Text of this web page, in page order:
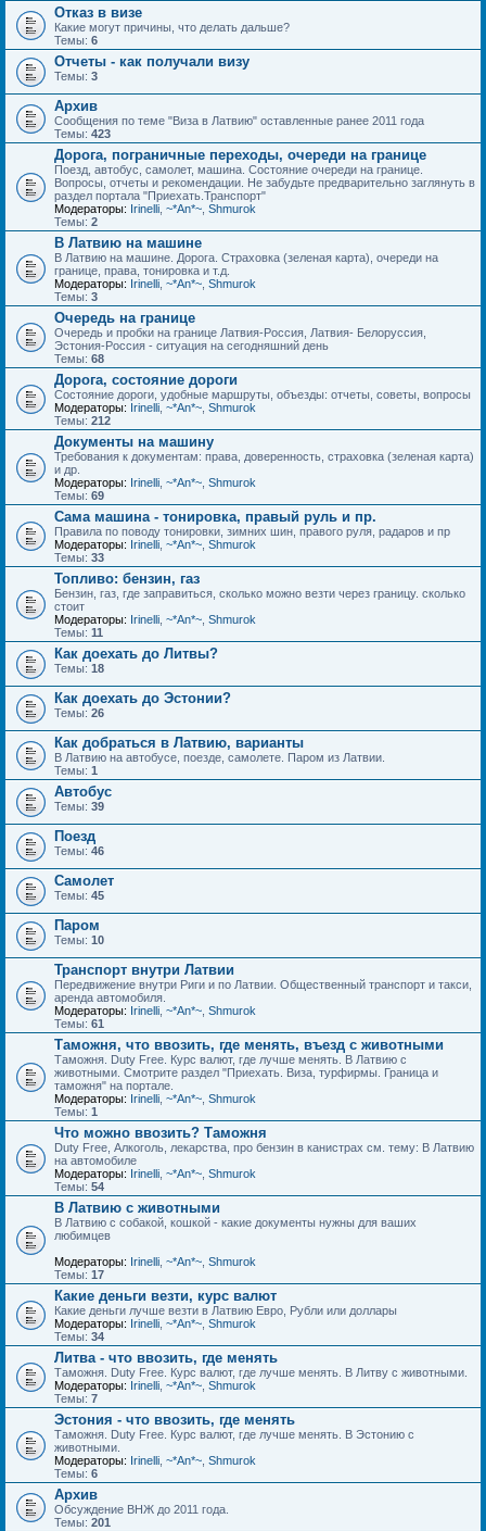
Отказ в визе
Какие могут причины, что делать дальше?
Темы: 6
Отчеты - как получали визу
Темы: 3
Архив
Сообщения по теме "Виза в Латвию" оставленные ранее 2011 года
Темы: 423
Дорога, пограничные переходы, очереди на границе
Поезд, автобус, самолет, машина. Состояние очереди на границе.
Вопросы, отчеты и рекомендации. Не забудьте предварительно заглянуть в
раздел портала "Приехать.Транспорт"
Модераторы: Irinelli ~*An*~ Shmurok
Темы: 2
В Латвию на машине
В Латвию на машине. Дорога. Страховка (зеленая карта), очереди на
границе, права, тонировка и т.д.
Модераторы: Irinelli ~*An*~ Shmurok
Темы: 3
Очередь на границе
Очередь и пробки на границе Латвия-Россия, Латвия- Белоруссия,
Эстония-Россия - ситуация на сегодняшний день
Темы: 68
Дорога, состояние дороги
Состояние дороги, удобные маршруты, объезды: отчеты, советы, вопросы
Модераторы: Irinelli ~*An*~ Shmurok
Темы: 212
Документы на машину
Требования к документам: права, доверенность, страховка (зеленая карта)
и др.
Модераторы: Irinelli ~*An*~ Shmurok
Темы: 69
Сама машина - тонировка, правый руль и пр.
Правила по поводу тонировки, зимних шин, правого руля, радаров и пр
Модераторы: Irinelli ~*An*~ Shmurok
Темы: 33
Топливо: бензин, газ
Бензин, газ, где заправиться, сколько можно везти через границу. сколько
стоит
Модераторы: Irinelli ~*An*~ Shmurok
Темы: 11
Как доехать до Литвы?
Темы: 18
Как доехать до Эстонии?
Темы: 26
Как добраться в Латвию, варианты
В Латвию на автобусе, поезде, самолете. Паром из Латвии.
Темы: 1
Автобус
Темы: 39
Поезд
Темы: 46
Самолет
Темы: 45
Паром
Темы: 10
Транспорт внутри Латвии
Передвижение внутри Риги и по Латвии. Общественный транспорт и такси,
аренда автомобиля.
Модераторы: Irinelli ~*An*~ Shmurok
Темы: 61
Таможня, что ввозить, где менять, въезд с животными
Таможня. Duty Free. Курс валют, где лучше менять. В Латвию с
животными. Смотрите раздел "Приехать. Виза, турфирмы. Граница и
таможня" на портале.
Модераторы: Irinelli ~*An*~ Shmurok
Темы: 1
Что можно ввозить? Таможня
Duty Free, Алкоголь, лекарства, про бензин в канистрах см. тему: В Латвию
на автомобиле
Модераторы: Irinelli ~*An*~ Shmurok
Темы: 54
В Латвию с животными
В Латвию с собакой, кошкой - какие документы нужны для ваших
любимцев
Модераторы: Irinelli ~*An*~ Shmurok
Темы: 17
Какие деньги везти, курс валют
Какие деньги лучше везти в Латвию Евро, Рубли или доллары
Модераторы: Irinelli ~*An*~ Shmurok
Темы: 34
Литва - что ввозить, где менять
Таможня. Duty Free. Курс валют, где лучше менять. В Литву с животными.
Модераторы: Irinelli ~*An*~ Shmurok
Темы: 7
Эстония - что ввозить, где менять
Таможня. Duty Free. Курс валют, где лучше менять. В Эстонию с
животными.
Модераторы: Irinelli ~*An*~ Shmurok
Темы: 6
Архив
Обсуждение ВНЖ до 2011 года.
Темы: 201